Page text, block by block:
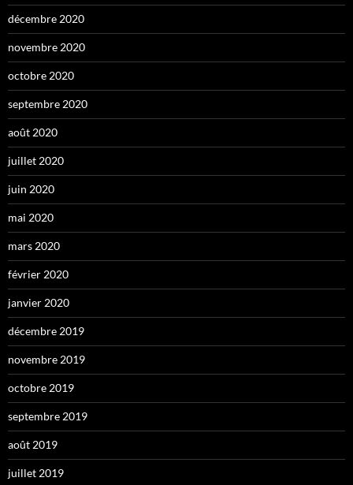
décembre 2020
novembre 2020
octobre 2020
septembre 2020
août 2020
juillet 2020
juin 2020
mai 2020
mars 2020
février 2020
janvier 2020
décembre 2019
novembre 2019
octobre 2019
septembre 2019
août 2019
juillet 2019